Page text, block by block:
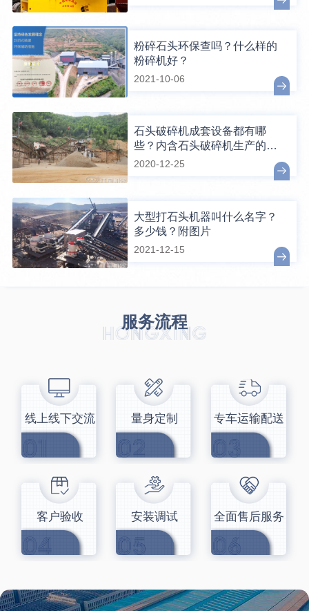
粉碎石头环保查吗？什么样的
粉碎机好？
2021-10-06
石头破碎机成套设备都有哪
些？内含石头破碎机生产的全
过程视频
2020-12-25
大型打石头机器叫什么名字？
多少钱？附图片
2021-12-15
服务流程
线上线下交流 量身定制 专车运输配送
客户验收 安装调试 全面售后服务